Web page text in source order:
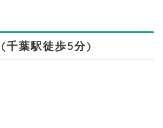
千葉駅徒歩5分)